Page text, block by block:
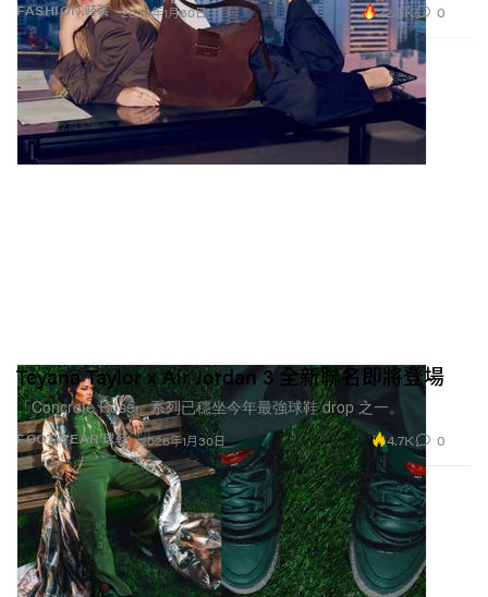
FASHION 時裝 2026年1月30日 22.3K 0
FOOTWEAR 球鞋
Teyana Taylor x Air Jordan 3 全新聯名即將登場
「Concrete Rose」系列已穩坐今年最強球鞋 drop 之一。
2026年1月30日 4.7K 0